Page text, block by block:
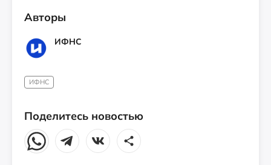
Авторы
ИФНС
ИФНС
Поделитесь новостью